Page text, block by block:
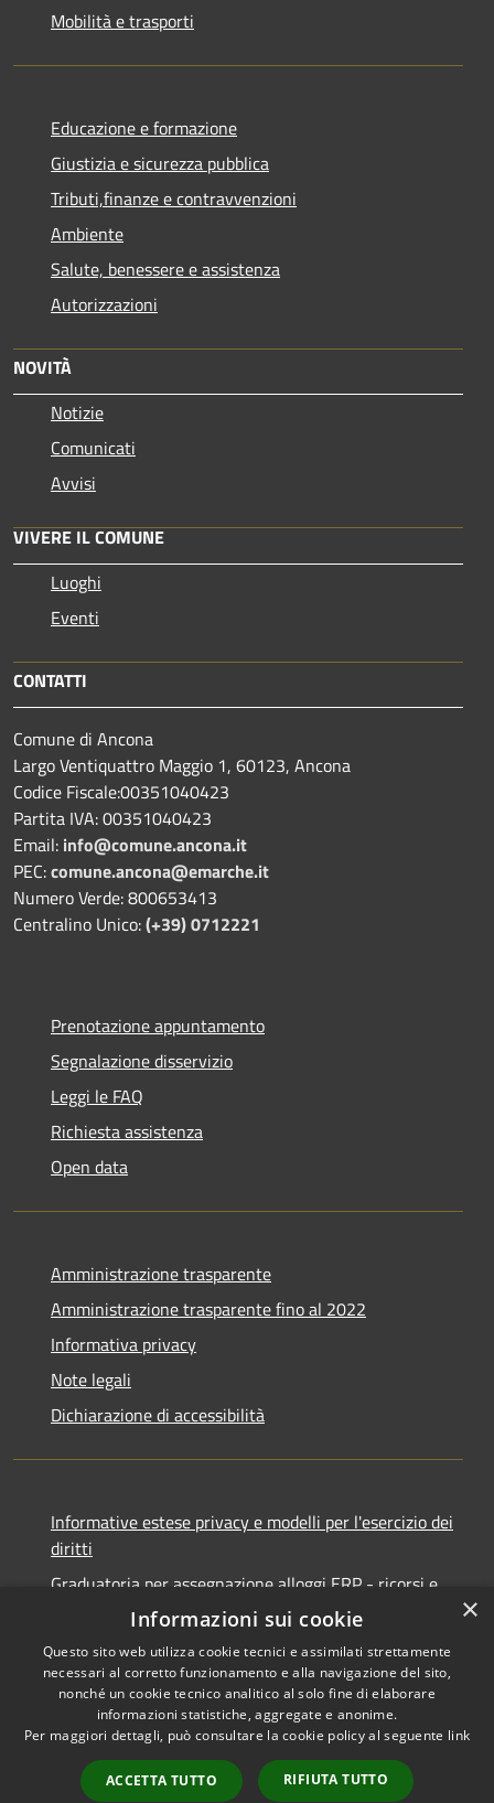
Mobilità e trasporti
Educazione e formazione
Giustizia e sicurezza pubblica
Tributi,finanze e contravvenzioni
Ambiente
Salute, benessere e assistenza
Autorizzazioni
NOVITÀ
Notizie
Comunicati
Avvisi
VIVERE IL COMUNE
Luoghi
Eventi
CONTATTI
Comune di Ancona
Largo Ventiquattro Maggio 1, 60123, Ancona
Codice Fiscale:00351040423
Partita IVA: 00351040423
Email: info@comune.ancona.it
PEC:comune.ancona@emarche.it
Numero Verde: 800653413
Centralino Unico:(+39) 0712221
Prenotazione appuntamento
Segnalazione disservizio
Leggi le FAQ
Richiesta assistenza
Open data
Amministrazione trasparente
Amministrazione trasparente fino al 2022
Informativa privacy
Note legali
Dichiarazione di accessibilità
Informative estese privacy e modelli per l'esercizio dei
diritti
Graduatoria per assegnazione alloggi ERP - ricorsi e
Accessibilità
Copyright © 2026 • Comune di
Ancona • Powered by
Municipium•
Accesso
×
Informazioni sui cookie
Questo sito web utilizza cookie tecnici e assimilati strettamente
necessari al corretto funzionamento e alla navigazione del sito,
nonché un cookie tecnico analitico al solo fine di elaborare
informazioni statistiche, aggregate e anonime.
Per maggiori dettagli, può consultare la cookie policy al seguente link
ACCETTA TUTTO RIFIUTA TUTTO